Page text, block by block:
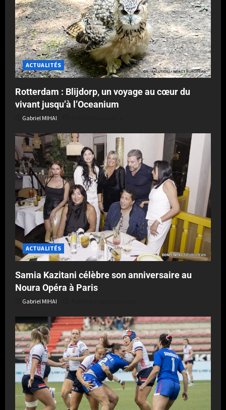
ACTUALITÉS
Rotterdam : Blijdorp, un voyage au cœur du
vivant jusqu’à l’Oceanium
Gabriel MIHAI
ACTUALITÉS
Samia Kazitani célèbre son anniversaire au
Noura Opéra à Paris
Gabriel MIHAI